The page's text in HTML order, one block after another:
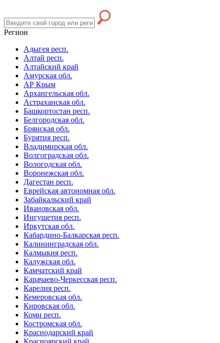
Регион
Адыгея респ.
Алтай респ.
Алтайский край
Амурская обл.
АР Крым
Архангельская обл.
Астраханская обл.
Башкортостан респ.
Белгородская обл.
Брянская обл.
Бурятия респ.
Владимирская обл.
Волгоградская обл.
Вологодская обл.
Воронежская обл.
Дагестан респ.
Еврейская автономная обл.
Забайкальский край
Ивановская обл.
Ингушетия респ.
Иркутская обл.
Кабардино-Балкарская респ.
Калининградская обл.
Калмыкия респ.
Калужская обл.
Камчатский край
Карачаево-Черкесская респ.
Карелия респ.
Кемеровская обл.
Кировская обл.
Коми респ.
Костромская обл.
Краснодарский край